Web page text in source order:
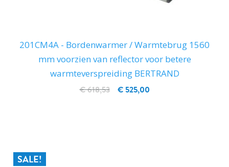
201CM4A - Bordenwarmer / Warmtebrug 1560
mm voorzien van reflector voor betere
warmteverspreiding BERTRAND
€ 525,00
€ 618,53
SALE!